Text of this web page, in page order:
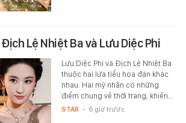
Lệ Nhiệt Ba và Lưu Diệc Phi
Lưu Diệc Phi và Địch Lệ Nhiệt Ba
thuộc hai lứa tiểu hoa đán khác
nhau. Hai mỹ nhân có những
điểm chung về thời trang, khiến…
STAR - 6 giờ trước